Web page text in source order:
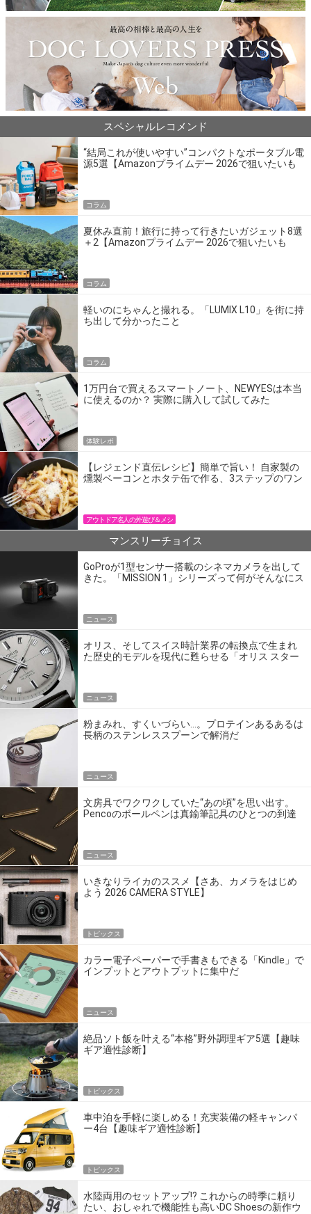
スペシャルレコメンド
“結局これが使いやすい”コンパクトなポータブル電
源5選【Amazonプライムデー 2026で狙いたいも
コラム
夏休み直前！旅行に持って行きたいガジェット8選
＋2【Amazonプライムデー 2026で狙いたいも
コラム
軽いのにちゃんと撮れる。「LUMIX L10」を街に持
ち出して分かったこと
コラム
1万円台で買えるスマートノート、NEWYESは本当
に使えるのか？ 実際に購入して試してみた
体験レポ
【レジェンド直伝レシピ】簡単で旨い！ 自家製の
燻製ベーコンとホタテ缶で作る、3ステップのワン
アウトドア名人の外遊び＆メシ
マンスリーチョイス
GoProが1型センサー搭載のシネマカメラを出して
きた。「MISSION 1」シリーズって何がそんなにス
ニュース
オリス、そしてスイス時計業界の転換点で生まれ
た歴史的モデルを現代に甦らせる「オリス スター
ニュース
粉まみれ、すくいづらい…。プロテインあるあるは
長柄のステンレススプーンで解消だ
ニュース
文房具でワクワクしていた“あの頃”を思い出す。
Pencoのボールペンは真鍮筆記具のひとつの到達
ニュース
いきなりライカのススメ【さあ、カメラをはじめ
よう 2026 CAMERA STYLE】
トピックス
カラー電子ペーパーで手書きもできる「Kindle」で
インプットとアウトプットに集中だ
ニュース
絶品ソト飯を叶える“本格”野外調理ギア5選【趣味
ギア適性診断】
トピックス
車中泊を手軽に楽しめる！充実装備の軽キャンパ
ー4台【趣味ギア適性診断】
トピックス
水陸両用のセットアップ!? これからの時季に頼り
たい、おしゃれで機能性も高いDC Shoesの新作ウ